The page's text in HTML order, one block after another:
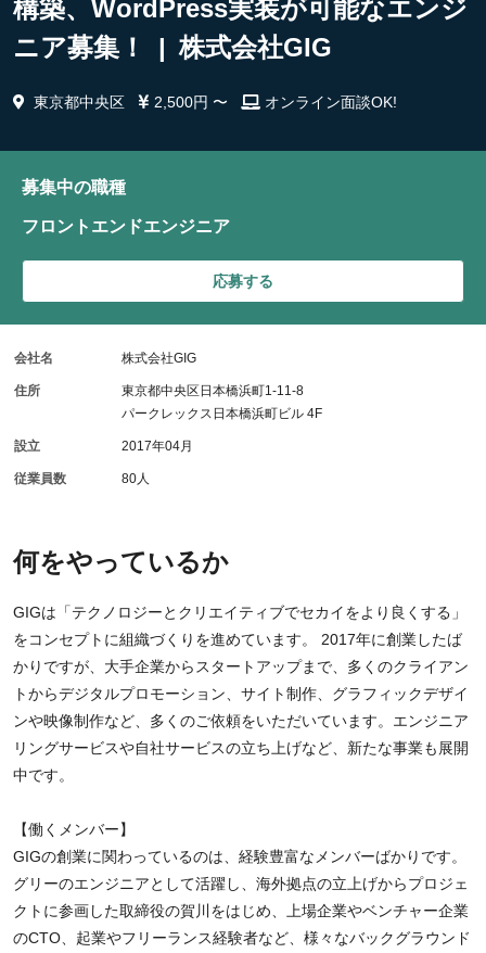
構築、WordPress実装が可能なエンジ
ニア募集！ | 株式会社GIG
東京都中央区 2,500円 〜 オンライン面談OK!
何をやっているか
GIGは「テクノロジーとクリエイティブでセカイをより良くする」
をコンセプトに組織づくりを進めています。 2017年に創業したば
かりですが、大手企業からスタートアップまで、多くのクライアン
トからデジタルプロモーション、サイト制作、グラフィックデザイ
ンや映像制作など、多くのご依頼をいただいています。エンジニア
リングサービスや自社サービスの立ち上げなど、新たな事業も展開
中です。
【働くメンバー】
GIGの創業に関わっているのは、経験豊富なメンバーばかりです。
グリーのエンジニアとして活躍し、海外拠点の立上げからプロジェ
クトに参画した取締役の賀川をはじめ、上場企業やベンチャー企業
のCTO、起業やフリーランス経験者など、様々なバックグラウンド
募集中の職種
フロントエンドエンジニア
応募する
会社名 株式会社GIG
住所
東京都中央区日本橋浜町1-11-8
パークレックス日本橋浜町ビル 4F
設立 2017年04月
従業員数 80人